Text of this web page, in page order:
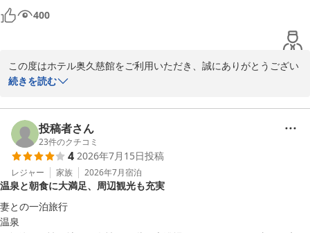
400
この度はホテル奥久慈館をご利用いただき、誠にありがとうござい
ます。
褒めの言葉をいただき、大変嬉しく存じます。
設備に関しましては至らぬ点もあったかと存じますが、お食事や温
泉で快適にお過ごしいただけたご様子に安堵いたしました。
お客様からのお言葉を励みに、今後も皆様にご満足いただけるサー
ビスを継続できるよう、スタッフ一同努めてまいります。
またのお越しを心よりお待ちしております。
続きを読む
投稿者さん
23件のクチコミ
4 2026年7月15日投稿
レジャー 家族 2026年7月宿泊
温泉と朝食に大満足、周辺観光も充実
妻との一泊旅行
温泉